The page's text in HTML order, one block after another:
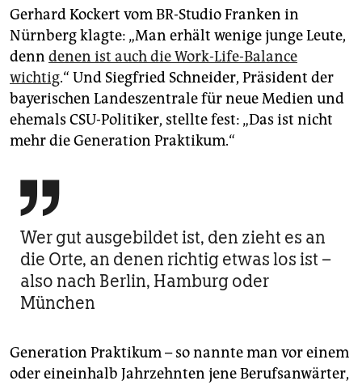
Gerhard Kockert vom BR-Studio Franken in
Nürnberg klagte: „Man erhält wenige junge Leute,
denn denen ist auch die Work-Life-Balance
wichtig.“ Und Siegfried Schneider, Präsident der
bayerischen Landeszentrale für neue Medien und
ehemals CSU-Politiker, stellte fest: „Das ist nicht
mehr die Generation Praktikum.“

Wer gut ausgebildet ist, den zieht es an
die Orte, an denen richtig etwas los ist –
also nach Berlin, Hamburg oder
München
Generation Praktikum – so nannte man vor einem
oder eineinhalb Jahrzehnten jene Berufsanwärter,